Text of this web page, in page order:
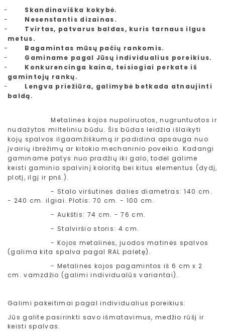
-
Skandinaviška kokybė.
-
Nesenstantis dizainas.
-
Tvirtas, patvarus baldas, kuris tarnaus ilgus
metus.
-
Bagamintas mūsų pačių rankomis.
-
Gaminame pagal Jūsų individualius poreikius.
-
Konkurencinga kaina, teisiogiai perkate iš
gamintojų rankų.
-
Lengva priežiūra, galimybė betkada atnaujinti
baldą.
Metalinės kojos nupoliruotos, nugruntuotos ir
nudažytos milteliniu būdu. Šis būdas leidžia išlaikyti
kojų spalvos ilgaamžiškumą ir padidina apsauga nuo
įvairių ibrėžimų ar kitokio mechaninio poveikio. Kadangi
gaminame patys nuo pradžių iki galo, todėl galime
keisti gaminio spalvinį koloritą bei kitus elementus (dydį,
plotį, ilgį ir pnš.).
- Stalo viršutinės dalies diametras: 140 cm.
- 240 cm. ilgiai. Plotis: 70 cm. - 100 cm.
- Aukštis: 74 cm. - 76 cm.
- Stalviršio storis: 4 cm.
- Kojos metalinės, juodos matinės spalvos
(galima kita spalva pagal RAL paletę).
- Metalinės kojos pagamintos iš 6 cm x 2
cm. vamzdžio (galimi individualūs variantai).
Galimi pakeitimai pagal individualius poreikius:
Jūs galite pasirinkti savo išmatavimus, medžio rūšį ir
keisti spalvas.